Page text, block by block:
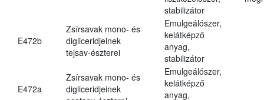
stabilizátor
E472b
Zsírsavak mono- és
digliceridjeinek
tejsav-észterei
Emulgeálószer,
kelátképző
anyag,
stabilizátor
E472a
Zsírsavak mono- és
digliceridjeinek
Emulgeálószer,
kelátképző
anyag,